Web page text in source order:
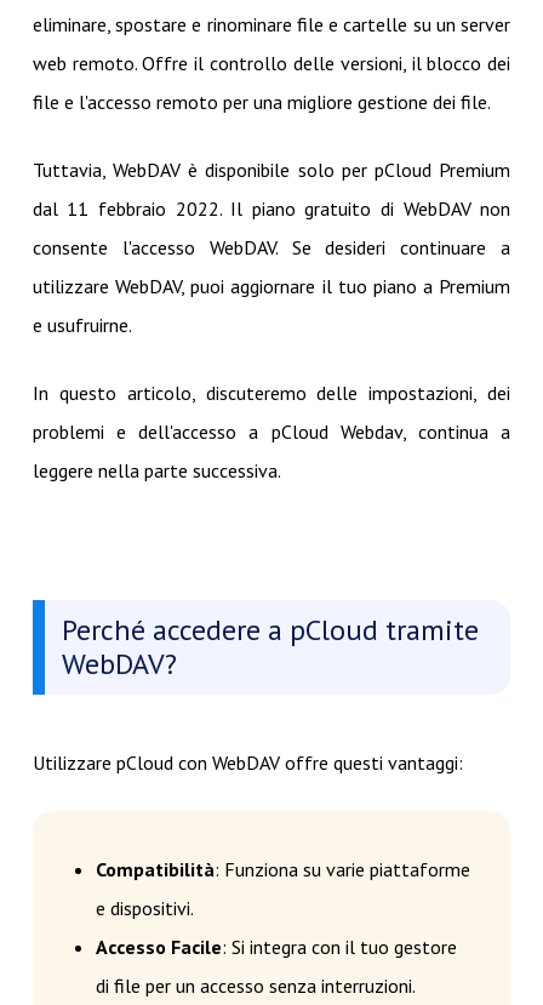
eliminare, spostare e rinominare file e cartelle su un server
web remoto. Offre il controllo delle versioni, il blocco dei
file e l'accesso remoto per una migliore gestione dei file.
Tuttavia, WebDAV è disponibile solo per pCloud Premium
dal 11 febbraio 2022. Il piano gratuito di WebDAV non
consente l'accesso WebDAV. Se desideri continuare a
utilizzare WebDAV, puoi aggiornare il tuo piano a Premium
e usufruirne.
In questo articolo, discuteremo delle impostazioni, dei
problemi e dell'accesso a pCloud Webdav, continua a
leggere nella parte successiva.
Perché accedere a pCloud tramite
WebDAV?
Utilizzare pCloud con WebDAV offre questi vantaggi:
Compatibilità: Funziona su varie piattaforme
e dispositivi.
Accesso Facile: Si integra con il tuo gestore
di file per un accesso senza interruzioni.